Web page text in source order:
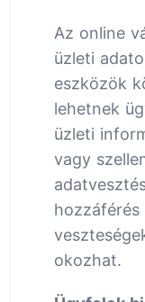
Az online
üzleti
eszközök
lehetnek
üzleti
vagy
okozhat.